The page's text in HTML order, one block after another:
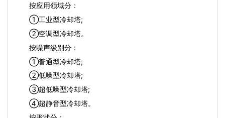
按应用领域分：
①工业型冷却塔;
②空调型冷却塔。
按噪声级别分：
①普通型冷却塔;
②低噪型冷却塔;
③超低噪型冷却塔;
④超静音型冷却塔。